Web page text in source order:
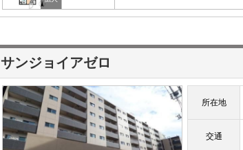
サンジョイアゼロ
所在地
交通